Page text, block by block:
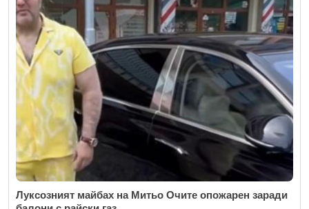
Луксозният майбах на Митьо Очите опожарен заради